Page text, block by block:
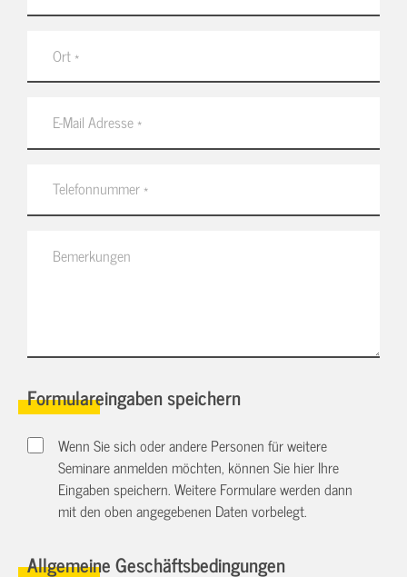
Formulareingaben speichern
Wenn Sie sich oder andere Personen für weitere
Seminare anmelden möchten, können Sie hier Ihre
Eingaben speichern. Weitere Formulare werden dann
mit den oben angegebenen Daten vorbelegt.
Allgemeine Geschäftsbedingungen